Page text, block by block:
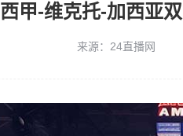
西甲-维克托-加西亚
来源：24直播网